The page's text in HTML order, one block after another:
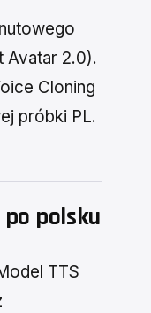
Avatar 2.0).
Cloning
próbki PL.
po polsku
TTS